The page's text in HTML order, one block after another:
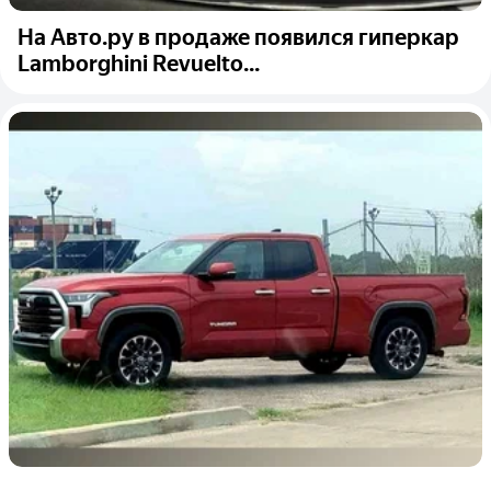
На Авто.ру в продаже появился гиперкар
Lamborghini Revuelto...